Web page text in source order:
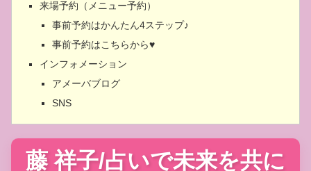
来場予約（メニュー予約）
事前予約はかんたん4ステップ♪
事前予約はこちらから♥
インフォメーション
アメーバブログ
SNS
藤 祥子/占いで未来を共に